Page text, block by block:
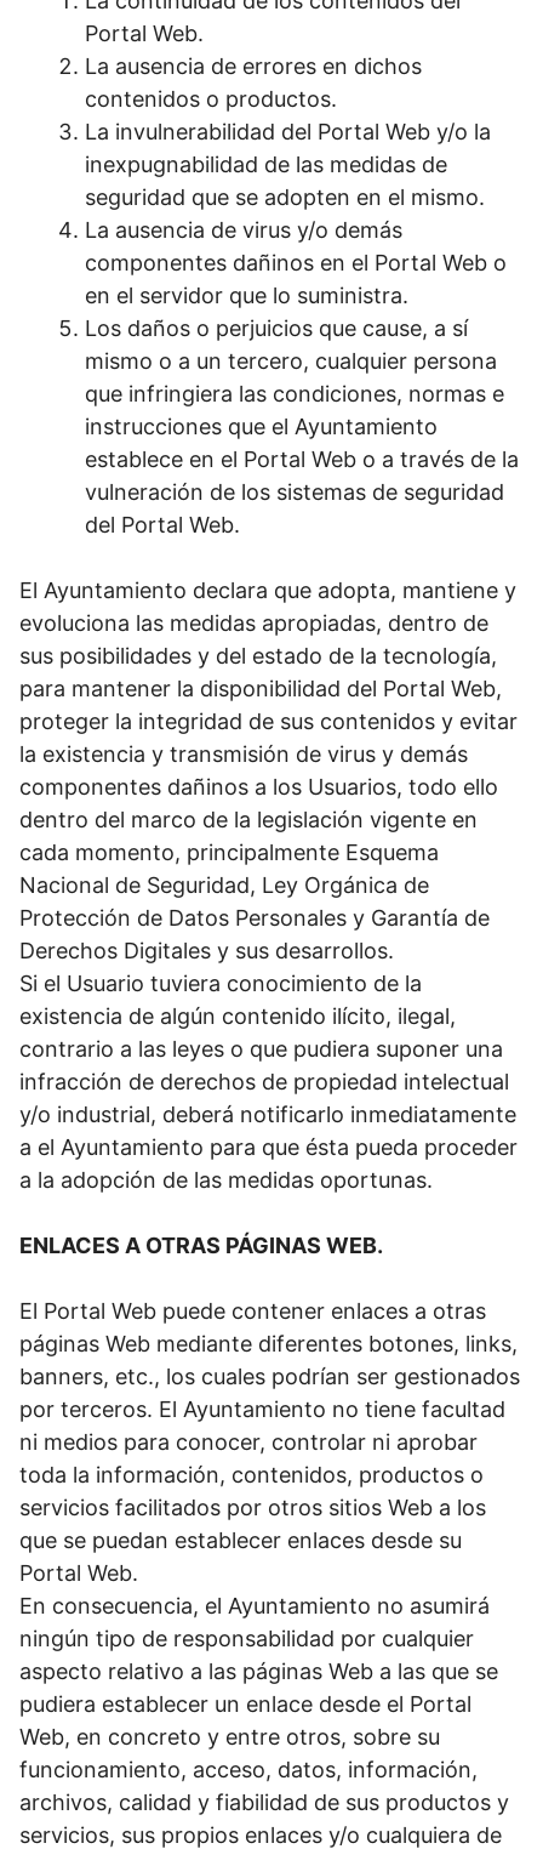
Portal Web.
La ausencia de errores en dichos
contenidos o productos.
La invulnerabilidad del Portal Web y/o la
inexpugnabilidad de las medidas de
seguridad que se adopten en el mismo.
La ausencia de virus y/o demás
componentes dañinos en el Portal Web o
en el servidor que lo suministra.
Los daños o perjuicios que cause, a sí
mismo o a un tercero, cualquier persona
que infringiera las condiciones, normas e
instrucciones que el Ayuntamiento
establece en el Portal Web o a través de la
vulneración de los sistemas de seguridad
del Portal Web.
El Ayuntamiento declara que adopta, mantiene y
evoluciona las medidas apropiadas, dentro de
sus posibilidades y del estado de la tecnología,
para mantener la disponibilidad del Portal Web,
proteger la integridad de sus contenidos y evitar
la existencia y transmisión de virus y demás
componentes dañinos a los Usuarios, todo ello
dentro del marco de la legislación vigente en
cada momento, principalmente Esquema
Nacional de Seguridad, Ley Orgánica de
Protección de Datos Personales y Garantía de
Derechos Digitales y sus desarrollos.
Si el Usuario tuviera conocimiento de la
existencia de algún contenido ilícito, ilegal,
contrario a las leyes o que pudiera suponer una
infracción de derechos de propiedad intelectual
y/o industrial, deberá notificarlo inmediatamente
a el Ayuntamiento para que ésta pueda proceder
a la adopción de las medidas oportunas.
ENLACES A OTRAS PÁGINAS WEB.
El Portal Web puede contener enlaces a otras
páginas Web mediante diferentes botones, links,
banners, etc., los cuales podrían ser gestionados
por terceros. El Ayuntamiento no tiene facultad
ni medios para conocer, controlar ni aprobar
toda la información, contenidos, productos o
servicios facilitados por otros sitios Web a los
que se puedan establecer enlaces desde su
Portal Web.
En consecuencia, el Ayuntamiento no asumirá
ningún tipo de responsabilidad por cualquier
aspecto relativo a las páginas Web a las que se
pudiera establecer un enlace desde el Portal
Web, en concreto y entre otros, sobre su
funcionamiento, acceso, datos, información,
archivos, calidad y fiabilidad de sus productos y
servicios, sus propios enlaces y/o cualquiera de